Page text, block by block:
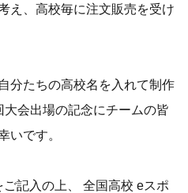
え、高校毎に注文販売を受け
分たちの高校名を入れて制作
会出場の記念にチームの皆
いです。
記入の上、 全国高校 eスポ